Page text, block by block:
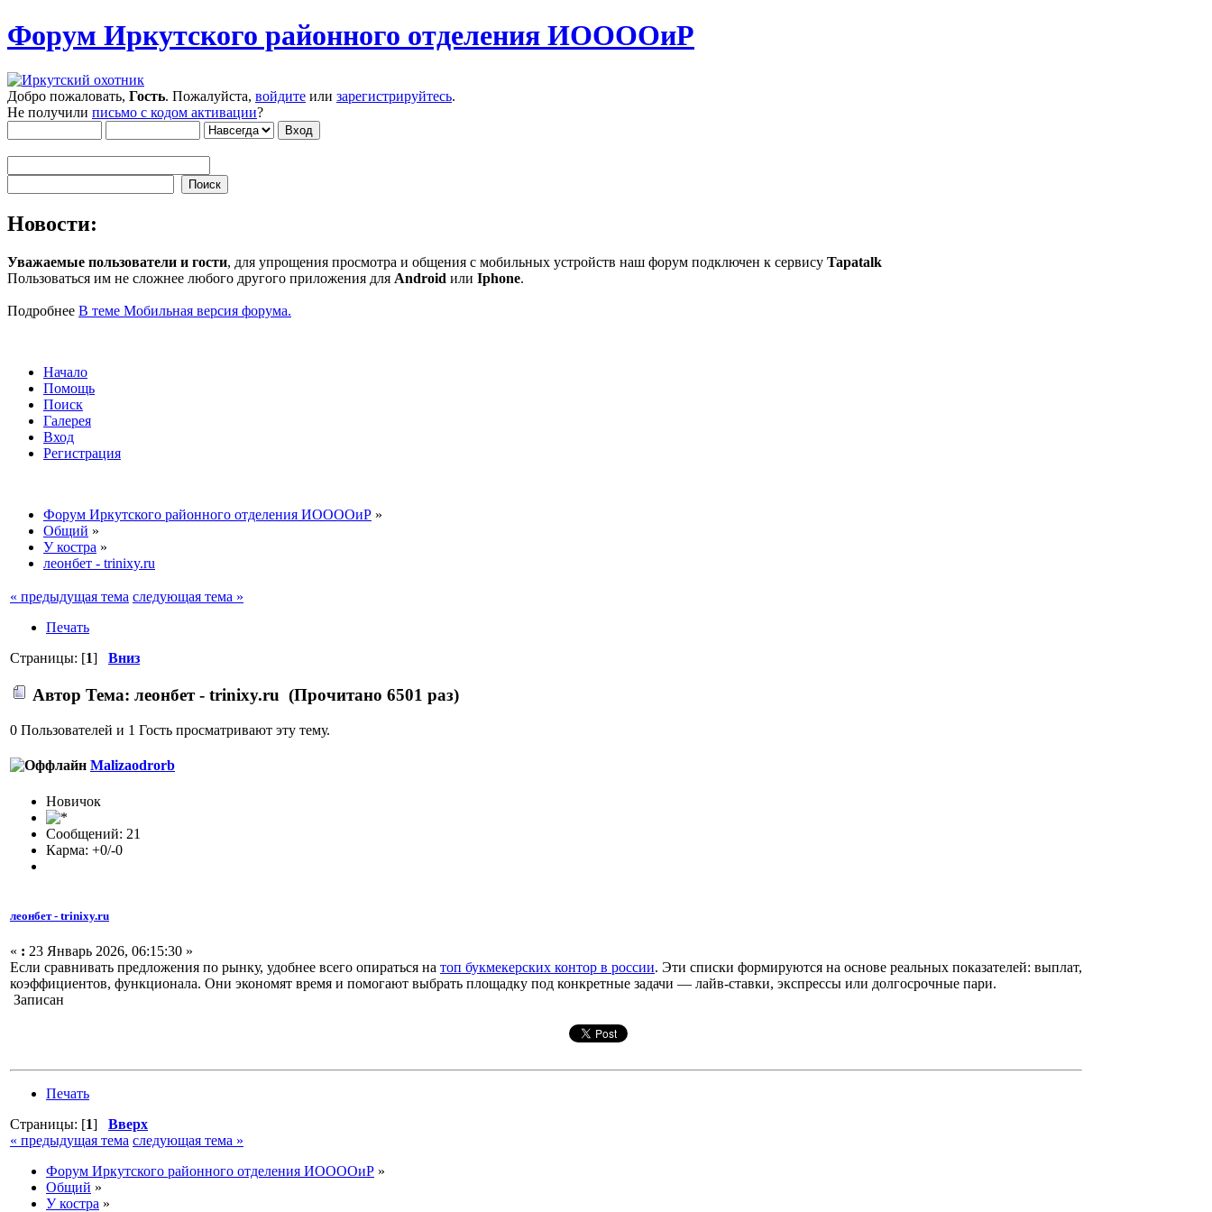
Форум Иркутского районного отделения ИООООиР
Добро пожаловать, Гость. Пожалуйста, войдите или зарегистрируйтесь.
Не получили письмо с кодом активации?
Новости:
Уважаемые пользователи и гости, для упрощения просмотра и общения с мобильных устройств наш форум подключен к сервису Tapatalk
Пользоваться им не сложнее любого другого приложения для Android или Iphone.
Подробнее В теме Мобильная версия форума.
Начало
Помощь
Поиск
Галерея
Вход
Регистрация
Форум Иркутского районного отделения ИООООиР »
Общий »
У костра »
леонбет - trinixy.ru
« предыдущая тема следующая тема »
Печать
Страницы: [1] Вниз
Автор Тема: леонбет - trinixy.ru (Прочитано 6501 раз)
0 Пользователей и 1 Гость просматривают эту тему.
Malizaodrorb
Новичок
Сообщений: 21
Карма: +0/-0
леонбет - trinixy.ru
« : 23 Январь 2026, 06:15:30 »
Если сравнивать предложения по рынку, удобнее всего опираться на топ букмекерских контор в россии. Эти списки формируются на основе реальных показателей: выплат,
коэффициентов, функционала. Они экономят время и помогают выбрать площадку под конкретные задачи — лайв-ставки, экспрессы или долгосрочные пари.
Записан
Печать
Страницы: [1] Вверх
« предыдущая тема следующая тема »
Форум Иркутского районного отделения ИООООиР »
Общий »
У костра »